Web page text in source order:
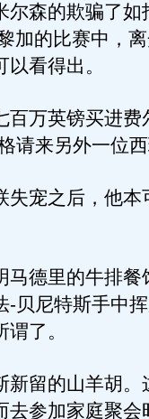
森的欺骗了如
加的比赛中，
看得出。
万英镑买进费
请来另外一位
宠之后，他本
德里的牛排餐
-贝尼特斯手中
了。
留的山羊胡。
去参加家庭聚会